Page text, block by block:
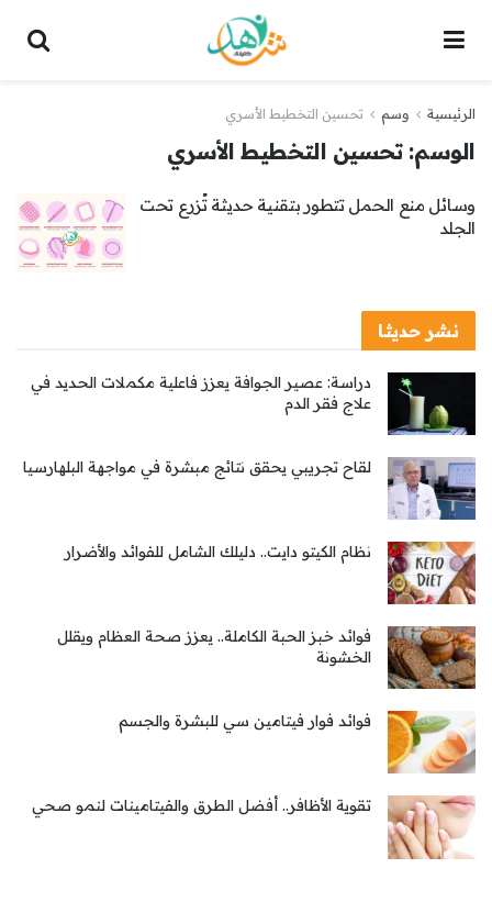
الرئيسية وسم تحسين التخطيط الأسري
الوسم:تحسين التخطيط الأسري
وسائل منع الحمل تتطور بتقنية حديثة تُزرع تحت
الجلد
نشر حديثا
دراسة: عصير الجوافة يعزز فاعلية مكملات الحديد في
علاج فقر الدم
لقاح تجريبي يحقق نتائج مبشرة في مواجهة البلهارسيا
نظام الكيتو دايت.. دليلك الشامل للفوائد والأضرار
فوائد خبز الحبة الكاملة.. يعزز صحة العظام ويقلل
الخشونة
فوائد فوار فيتامين سي للبشرة والجسم
تقوية الأظافر.. أفضل الطرق والفيتامينات لنمو صحي